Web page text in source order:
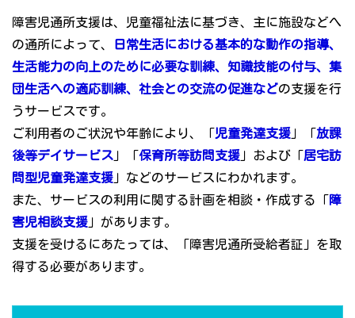
障害児通所支援は、児童福祉法に基づき、主に施設などへ
の通所によって、
日常生活における基本的な動作の指導、
生活能力の向上のために必要な訓練、知識技能の付与、集
団生活への適応訓練、社会との交流の促進などの支援を行
うサービスです。
ご利用者のご状況や年齢により、「児童発達支援 」「放課
後等デイサービス 」「保育所等訪問支援 」および「居宅訪
問型児童発達支援 」などのサービスにわかれます。
また、サービスの利用に関する計画を相談・作成する「障
害児相談支援 」があります。
支援を受けるにあたっては、「障害児通所受給者証」を取
得する必要があります。